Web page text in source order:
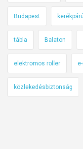
Budapest
tábla Balaton
elektromos roller
közlekedésbiztonság